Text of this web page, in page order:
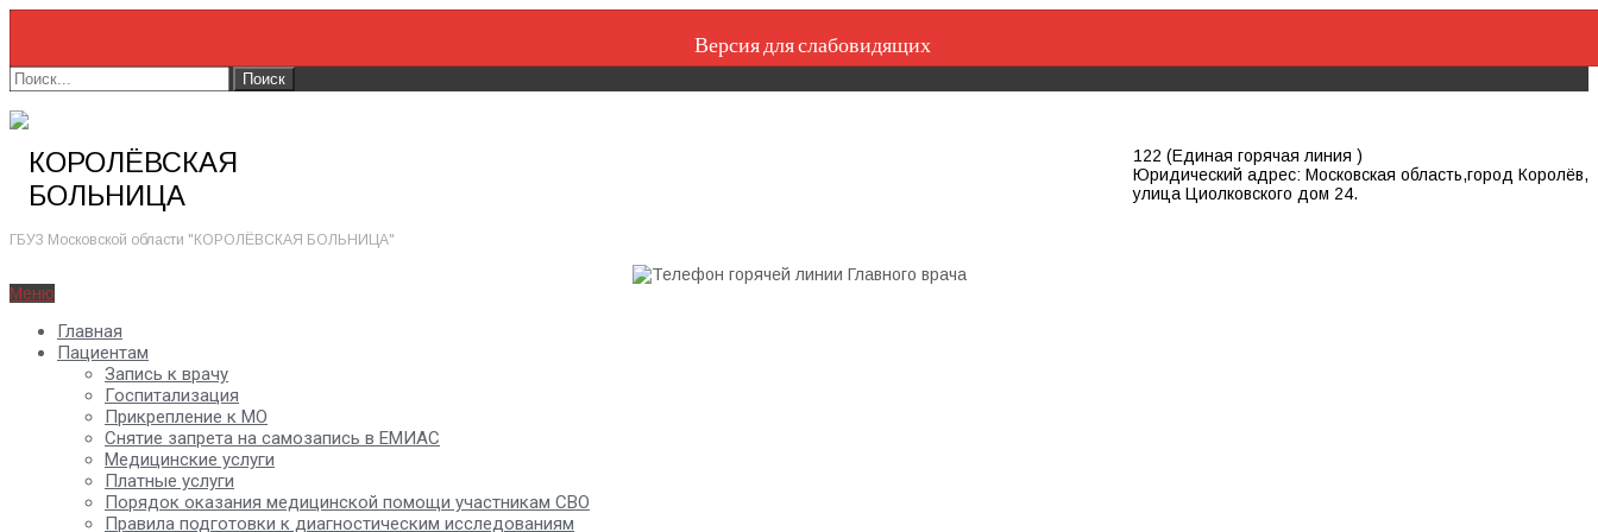
Версия для слабовидящих
122 (Единая горячая линия )
Юридический адрес: Московская область,город Королёв,
улица Циолковского дом 24.
КОРОЛЁВСКАЯ
БОЛЬНИЦА
ГБУЗ Московской области "КОРОЛЁВСКАЯ БОЛЬНИЦА"
Меню
Главная
Пациентам
Запись к врачу
Госпитализация
Прикрепление к МО
Снятие запрета на самозапись в ЕМИАС
Медицинские услуги
Платные услуги
Порядок оказания медицинской помощи участникам СВО
Правила подготовки к диагностическим исследованиям